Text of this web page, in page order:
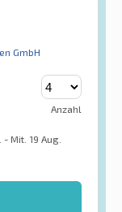
GmbH
Anzahl
Mit. 19 Aug.